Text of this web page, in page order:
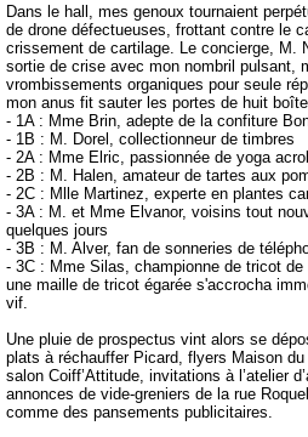
Dans le hall, mes genoux tournaient
de drone défectueuses, frottant contre le
crissement de cartilage. Le concierge, M.
sortie de crise avec mon nombril pulsant,
vrombissements organiques pour seule
mon anus fit sauter les portes de huit
- 1A : Mme Brin, adepte de la confiture
- 1B : M. Dorel, collectionneur de timbres
- 2A : Mme Elric, passionnée de yoga
- 2B : M. Halen, amateur de tartes aux
- 2C : Mlle Martinez, experte en plantes
- 3A : M. et Mme Elvanor, voisins tout
quelques jours
- 3B : M. Alver, fan de sonneries de
- 3C : Mme Silas, championne de tricot de
une maille de tricot égarée s'accrocha
vif.
Une pluie de prospectus vint alors se
plats à réchauffer Picard, flyers Maison
salon Coiff’Attitude, invitations à l’atelier
annonces de vide-greniers de la rue
comme des pansements publicitaires.